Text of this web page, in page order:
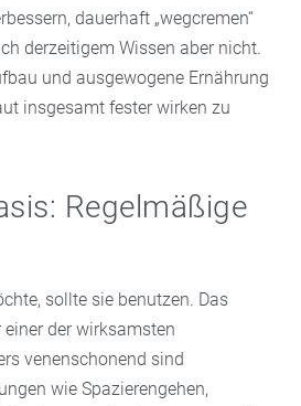
dauerhaft „wegcremen“
derzeitigem Wissen aber nicht.
und ausgewogene Ernährung
insgesamt fester wirken zu
Regelmäßige
sollte sie benutzen. Das
der wirksamsten
venenschonend sind
wie Spazierengehen,